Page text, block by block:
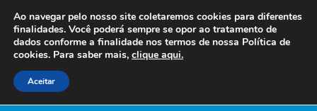
Ao navegar pelo nosso site coletaremos cookies para diferentes
finalidades. Você poderá sempre se opor ao tratamento de
dados conforme a finalidade nos termos de nossa Política de
cookies. Para saber mais, clique aqui.
Aceitar